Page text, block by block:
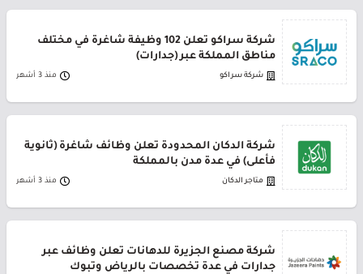
شركة سراكو تعلن 102 وظيفة شاغرة في مختلف
مناطق المملكة عبر (جدارات)
شركة سراكو منذ 3 أشهر
شركة الدكان المحدودة تعلن وظائف شاغرة (ثانوية
فأعلى) في عدة مدن بالمملكة
متاجر الدكان منذ 3 أشهر
شركة مصنع الجزيرة للدهانات تعلن وظائف عبر
جدارات في عدة تخصصات بالرياض وتبوك